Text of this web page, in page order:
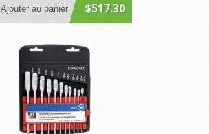
$517.30
Ajouter au panier